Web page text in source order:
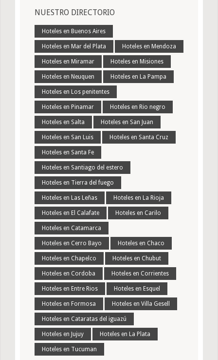
NUESTRO DIRECTORIO
Hoteles en Buenos Aires
Hoteles en Mar del Plata Hoteles en Mendoza
Hoteles en Miramar Hoteles en Misiones
Hoteles en Neuquen Hoteles en La Pampa
Hoteles en Los penitentes
Hoteles en Pinamar Hoteles en Rio negro
Hoteles en Salta Hoteles en San Juan
Hoteles en San Luis Hoteles en Santa Cruz
Hoteles en Santa Fe
Hoteles en Santiago del estero
Hoteles en Tierra del fuego
Hoteles en Las Leñas Hoteles en La Rioja
Hoteles en El Calafate Hoteles en Carilo
Hoteles en Catamarca
Hoteles en Cerro Bayo Hoteles en Chaco
Hoteles en Chapelco Hoteles en Chubut
Hoteles en Cordoba Hoteles en Corrientes
Hoteles en Entre Rios Hoteles en Esquel
Hoteles en Formosa Hoteles en Villa Gesell
Hoteles en Cataratas del iguazú
Hoteles en Jujuy Hoteles en La Plata
Hoteles en Tucuman